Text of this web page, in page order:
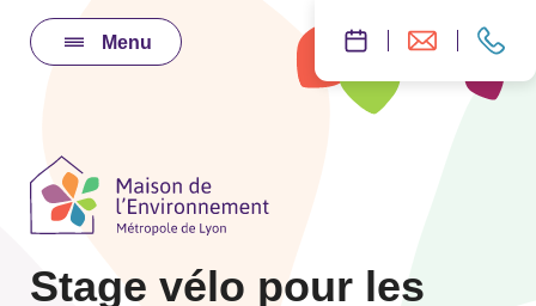
Menu
Stage vélo pour les